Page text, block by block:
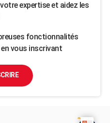
expertise et aidez les
fonctionnalités
vous inscrivant